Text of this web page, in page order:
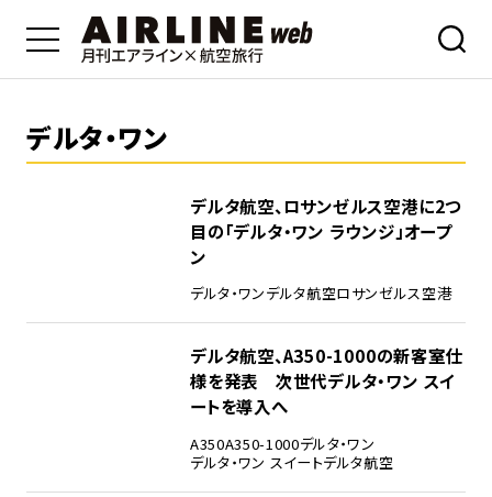
デルタ・ワン
デルタ航空、ロサンゼルス空港に2つ
目の「デルタ・ワン ラウンジ」オープ
ン
デルタ・ワンデルタ航空ロサンゼルス空港
デルタ航空、A350-1000の新客室仕
様を発表 次世代デルタ・ワン スイ
ートを導入へ
A350A350-1000デルタ・ワン
デルタ・ワン スイートデルタ航空